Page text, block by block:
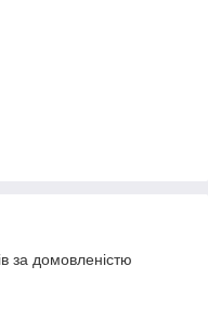
за домовленістю